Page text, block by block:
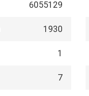
6055129
1930
1
7